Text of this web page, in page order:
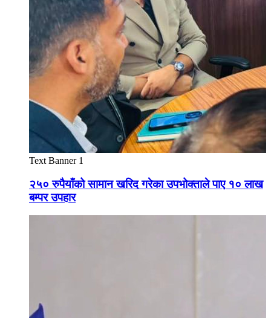
Text Banner 1
२५० रुपैयाँको सामान खरिद गरेका उपभोक्ताले पाए १० लाख
बम्पर उपहार